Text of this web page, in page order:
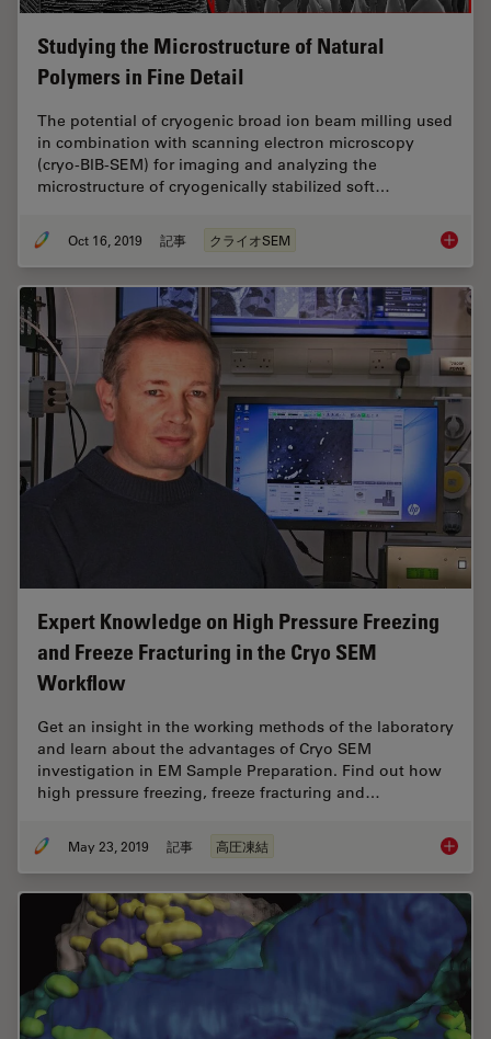
Studying the Microstructure of Natural
Polymers in Fine Detail
The potential of cryogenic broad ion beam milling used
in combination with scanning electron microscopy
(cryo-BIB-SEM) for imaging and analyzing the
microstructure of cryogenically stabilized soft…
Oct 16, 2019 記事 クライオSEM
Expert Knowledge on High Pressure Freezing
and Freeze Fracturing in the Cryo SEM
Workflow
Get an insight in the working methods of the laboratory
and learn about the advantages of Cryo SEM
investigation in EM Sample Preparation. Find out how
high pressure freezing, freeze fracturing and…
May 23, 2019 記事 高圧凍結 Expert